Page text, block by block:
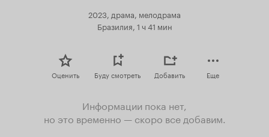
2023, драма, мелодрама
Бразилия, 1 ч 41 мин
Оценить Буду смотреть Добавить Еще
Информации пока нет,
но это временно — скоро все добавим.